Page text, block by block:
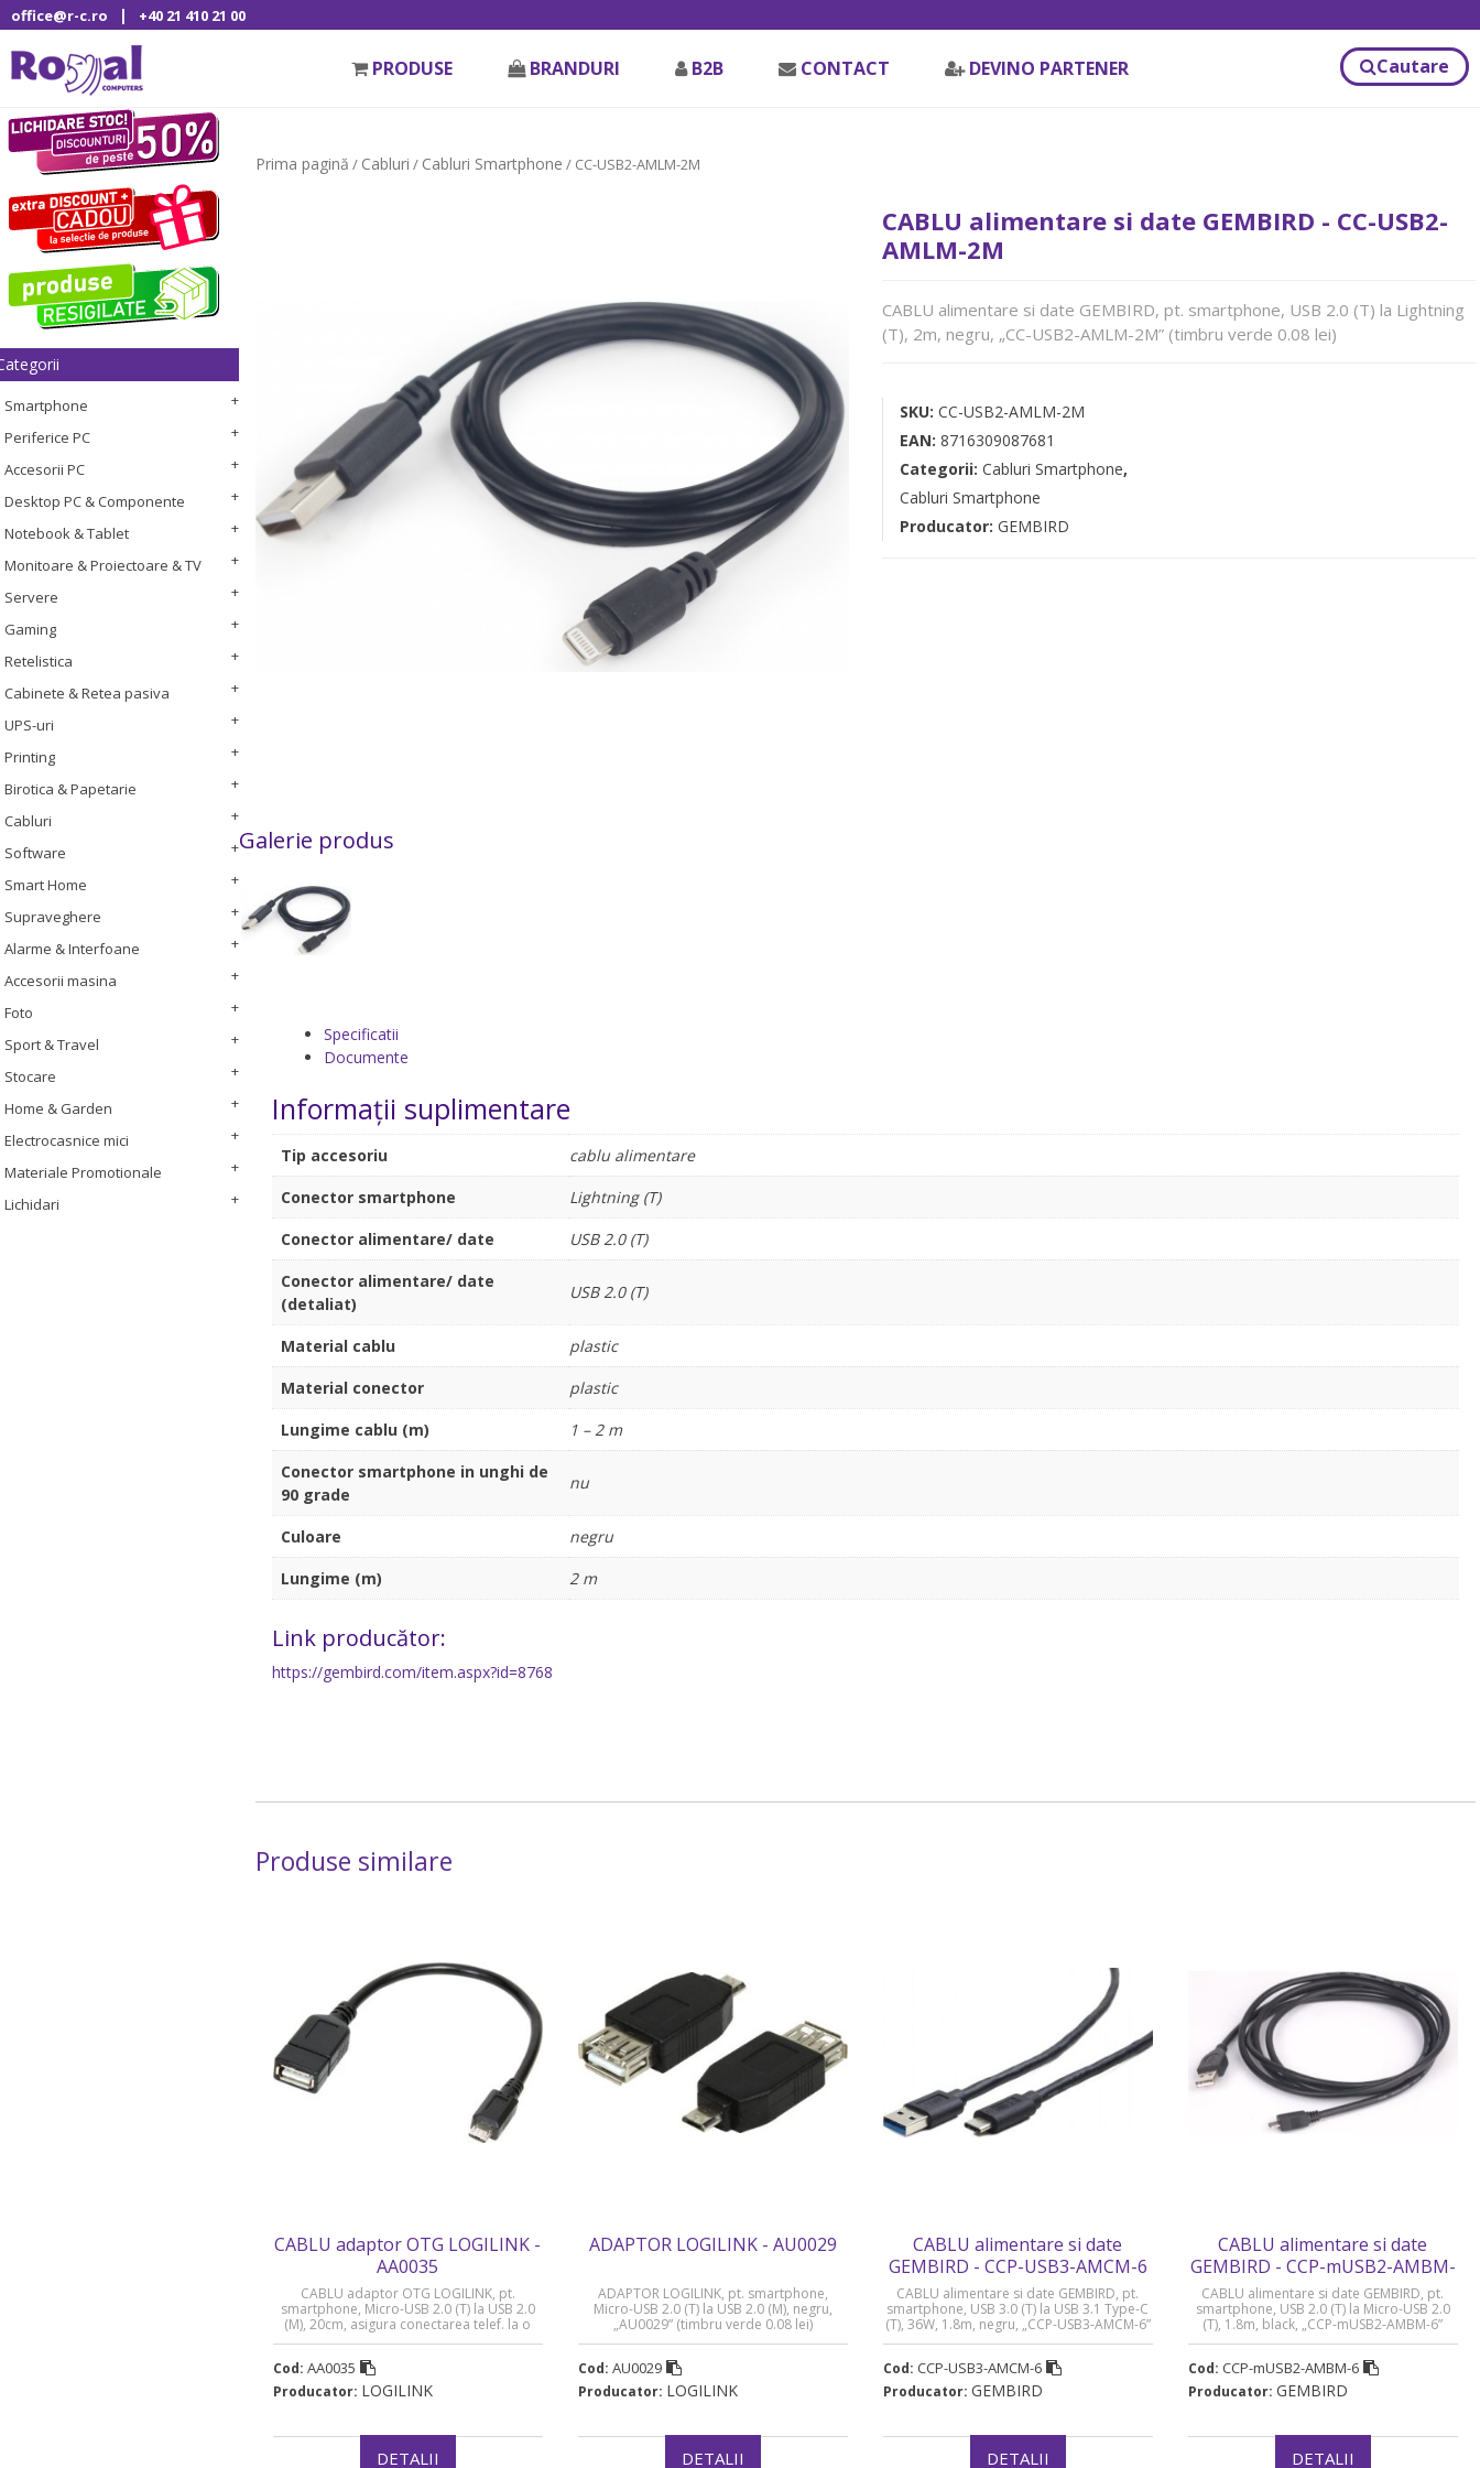
office@r-c.ro | +40 21 410 21 00
PRODUSE BRANDURI B2B CONTACT DEVINO PARTENER Cautare
Smartphone
Periferice PC
Accesorii PC
Desktop PC & Componente
Notebook & Tablet
Monitoare & Proiectoare & TV
Servere
Gaming
Retelistica
Cabinete & Retea pasiva
UPS-uri
Printing
Birotica & Papetarie
Cabluri
Software
Smart Home
Supraveghere
Alarme & Interfoane
Accesorii masina
Foto
Sport & Travel
Stocare
Home & Garden
Electrocasnice mici
Materiale Promotionale
Lichidari
Prima pagină / Cabluri / Cabluri Smartphone / CC-USB2-AMLM-2M
CABLU alimentare si date GEMBIRD - CC-USB2-
AMLM-2M
CABLU alimentare si date GEMBIRD, pt. smartphone, USB 2.0 (T) la Lightning
(T), 2m, negru, „CC-USB2-AMLM-2M” (timbru verde 0.08 lei)
SKU: CC-USB2-AMLM-2M
EAN: 8716309087681
Categorii: Cabluri Smartphone,
Cabluri Smartphone
Producator: GEMBIRD
Galerie produs
Specificatii
Documente
Informații suplimentare
Tip accesoriu
cablu alimentare
Conector smartphone
Lightning (T)
Conector alimentare/ date
USB 2.0 (T)
Conector alimentare/ date
(detaliat)
USB 2.0 (T)
Material cablu
plastic
Material conector
plastic
Lungime cablu (m)
1 – 2 m
Conector smartphone in unghi de
90 grade
nu
Culoare
negru
Lungime (m)
2 m
Link producător:
https://gembird.com/item.aspx?id=8768
Produse similare
CABLU adaptor OTG LOGILINK -
AA0035
CABLU adaptor OTG LOGILINK, pt.
smartphone, Micro-USB 2.0 (T) la USB 2.0
(M), 20cm, asigura conectarea telef. la o
tastatura, HUB, stick, etc., negru, „AA0035”
Cod: AA0035
Producator: LOGILINK
DETALII
ADAPTOR LOGILINK - AU0029
ADAPTOR LOGILINK, pt. smartphone,
Micro-USB 2.0 (T) la USB 2.0 (M), negru,
„AU0029” (timbru verde 0.08 lei)
Cod: AU0029
Producator: LOGILINK
DETALII
CABLU alimentare si date
GEMBIRD - CCP-USB3-AMCM-6
CABLU alimentare si date GEMBIRD, pt.
smartphone, USB 3.0 (T) la USB 3.1 Type-C
(T), 36W, 1.8m, negru, „CCP-USB3-AMCM-6”
(timbru verde 0.08 lei)
Cod: CCP-USB3-AMCM-6
Producator: GEMBIRD
DETALII
CABLU alimentare si date
GEMBIRD - CCP-mUSB2-AMBM-
6
CABLU alimentare si date GEMBIRD, pt.
smartphone, USB 2.0 (T) la Micro-USB 2.0
(T), 1.8m, black, „CCP-mUSB2-AMBM-6”
(timbru verde 0.08 lei)
Cod: CCP-mUSB2-AMBM-6
Producator: GEMBIRD
DETALII